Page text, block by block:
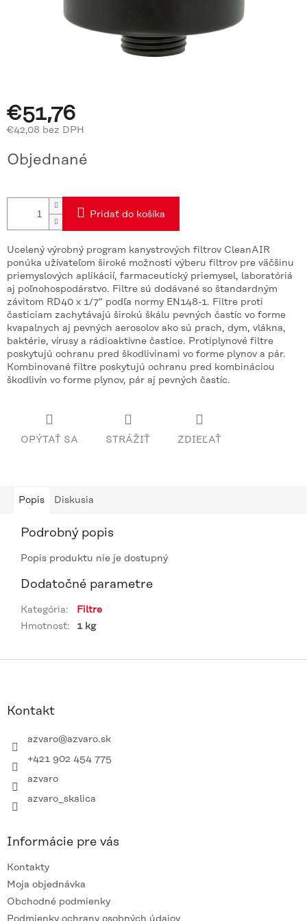
€51,76
€42,08 bez DPH
cena:
Objednané
Pridať do košíka
Ucelený výrobný program kanystrových filtrov CleanAIR
ponúka užívateľom široké možnosti výberu filtrov pre väčšinu
priemyslových aplikácií, farmaceutický priemysel, laboratóriá
aj poľnohospodárstvo. Filtre sú dodávané so štandardným
závitom RD40 x 1/7" podľa normy EN148-1. Filtre proti
časticiam zachytávajú širokú škálu pevných častíc vo forme
kvapalnych aj pevných aerosolov ako sú prach, dym, vlákna,
baktérie, vírusy a rádioaktívne častice. Protiplynové filtre
poskytujú ochranu pred škodlivinami vo forme plynov a pár.
Kombinované filtre poskytujú ochranu pred kombináciou
škodlivín vo forme plynov, pár aj pevných častíc.
OPÝTAŤ SA STRÁŽIŤ ZDIEĽAŤ
Popis Diskusia
Podrobný popis
Popis produktu nie je dostupný
Dodatočné parametre
Kategória:
Filtre
Hmotnosť: 1 kg
Kontakt
azvaro@azvaro.sk
+421 902 454 775
azvaro
azvaro_skalica
Informácie pre vás
Kontakty
Moja objednávka
Obchodné podmienky